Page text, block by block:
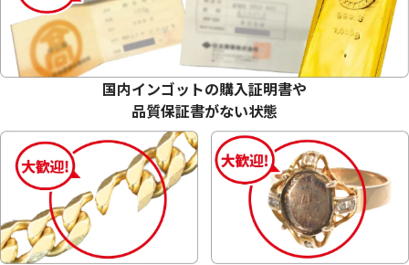
24金 (K24) ネックレス
20.8g
24金 (K24) ネック
13.5g
参考買取価格
国内インゴットの購入証明書や
品質保証書がない状態